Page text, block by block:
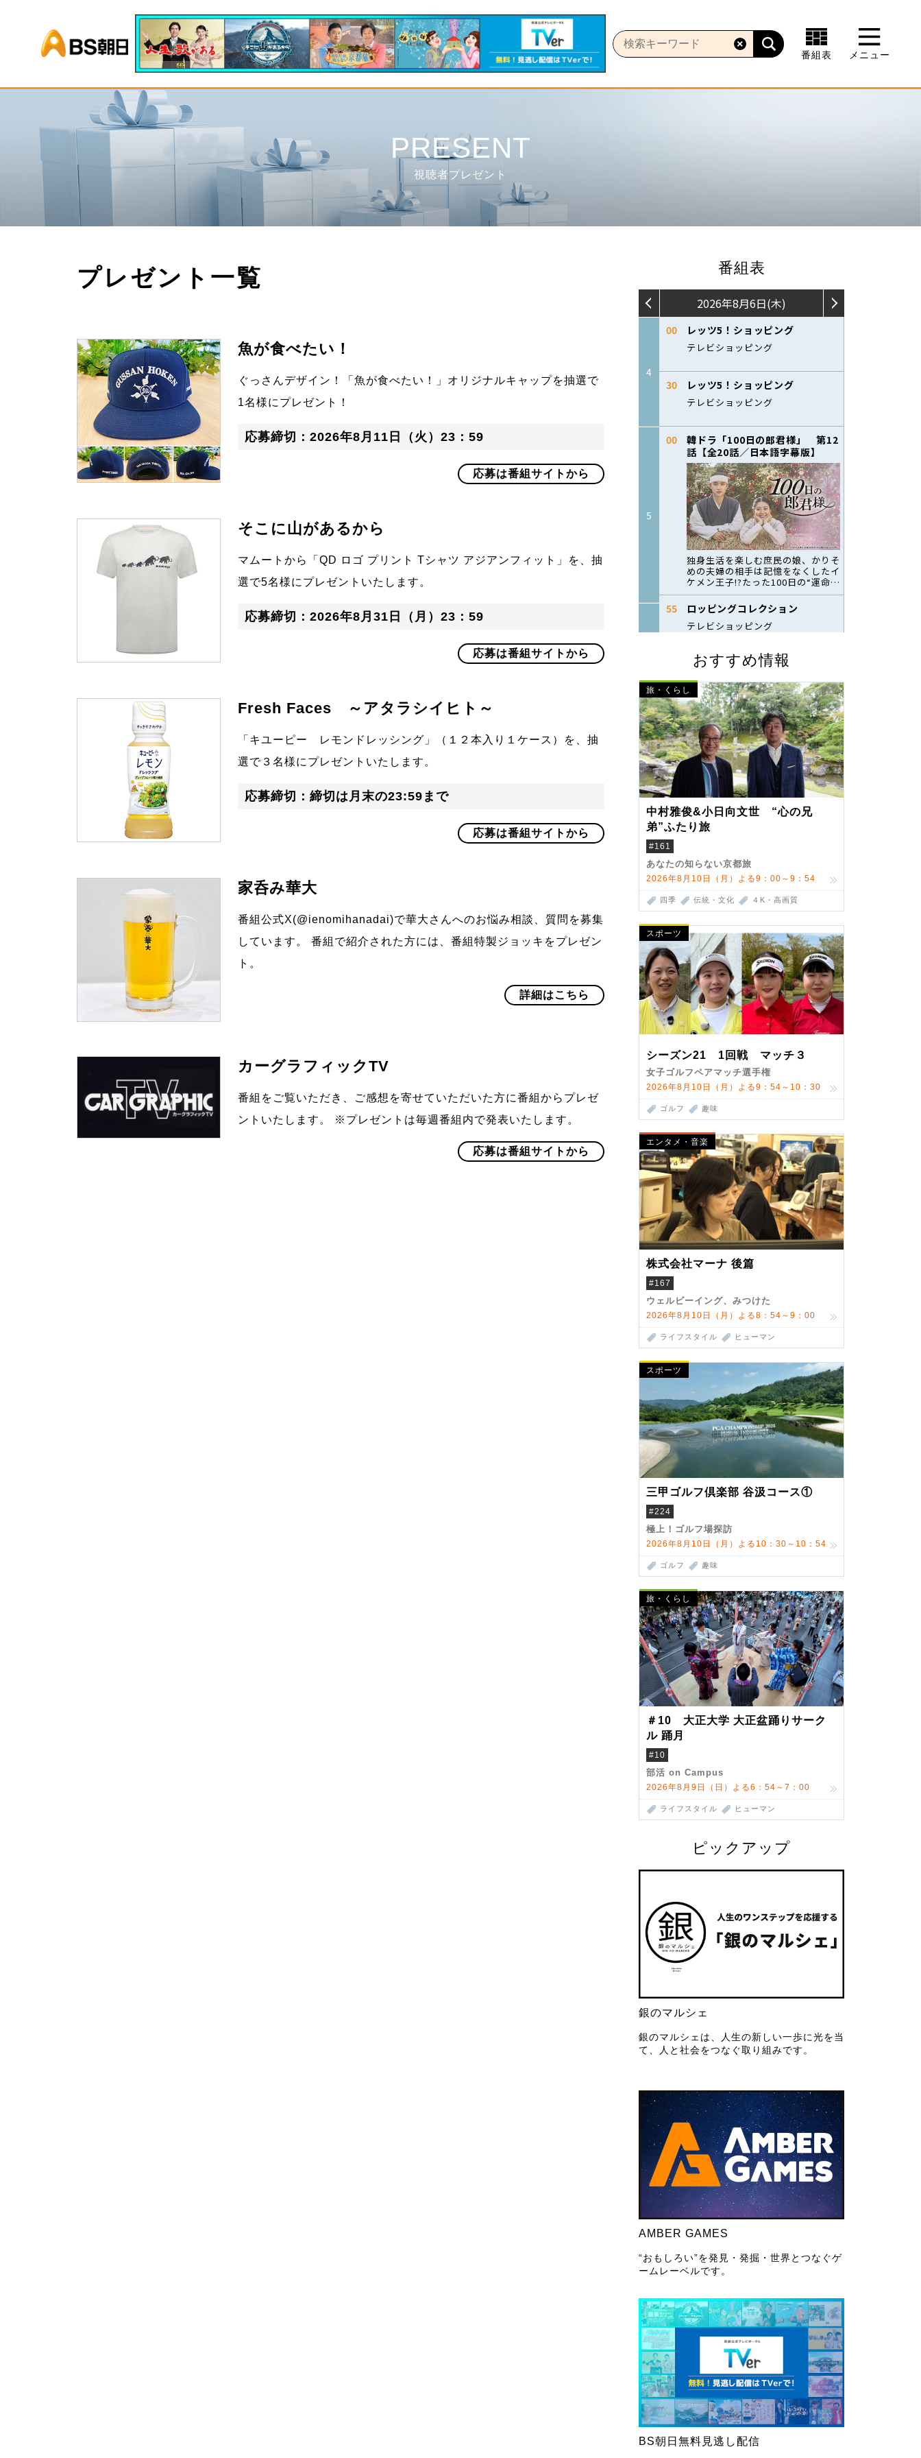
BS朝日
番組表 メニュー
PRESENT
視聴者プレゼント
プレゼント一覧
魚が食べたい！
ぐっさんデザイン！「魚が食べたい！」オリジナルキャップを抽選で
1名様にプレゼント！
応募締切： 2026年8月11日（火）23：59
応募は番組サイトから
そこに山があるから
マムートから「QD ロゴ プリント Tシャツ アジアンフィット」を、抽
選で5名様にプレゼントいたします。
応募締切： 2026年8月31日（月）23：59
応募は番組サイトから
Fresh Faces ～アタラシイヒト～
「キユーピー レモンドレッシング」（１２本入り１ケース）を、抽
選で３名様にプレゼントいたします。
応募締切： 締切は月末の23:59まで
応募は番組サイトから
家呑み華大
番組公式X(@ienomihanadai)で華大さんへのお悩み相談、質問を募集
しています。 番組で紹介された方には、番組特製ジョッキをプレゼン
ト。
詳細はこちら
カーグラフィックTV
番組をご覧いただき、ご感想を寄せていただいた方に番組からプレゼ
ントいたします。 ※プレゼントは毎週番組内で発表いたします。
応募は番組サイトから
番組表
おすすめ情報
旅・くらし
中村雅俊&小日向文世 “心の兄
弟”ふたり旅
#161
あなたの知らない京都旅
2026年8月10日（月）よる9：00～9：54
四季 伝統・文化 ４K・高画質
スポーツ
シーズン21 1回戦 マッチ３
女子ゴルフペアマッチ選手権
2026年8月10日（月）よる9：54～10：30
ゴルフ 趣味
エンタメ・音楽
株式会社マーナ 後篇
#167
ウェルビーイング、みつけた
2026年8月10日（月）よる8：54～9：00
ライフスタイル ヒューマン
スポーツ
三甲ゴルフ倶楽部 谷汲コース①
#224
極上！ゴルフ場探訪
2026年8月10日（月）よる10：30～10：54
ゴルフ 趣味
旅・くらし
＃10 大正大学 大正盆踊りサーク
ル 踊月
#10
部活 on Campus
2026年8月9日（日）よる6：54～7：00
ライフスタイル ヒューマン
ピックアップ
銀のマルシェ
銀のマルシェは、人生の新しい一歩に光を当
て、人と社会をつなぐ取り組みです。
AMBER GAMES
“おもしろい”を発見・発掘・世界とつなぐゲ
ームレーベルです。
BS朝日無料見逃し配信